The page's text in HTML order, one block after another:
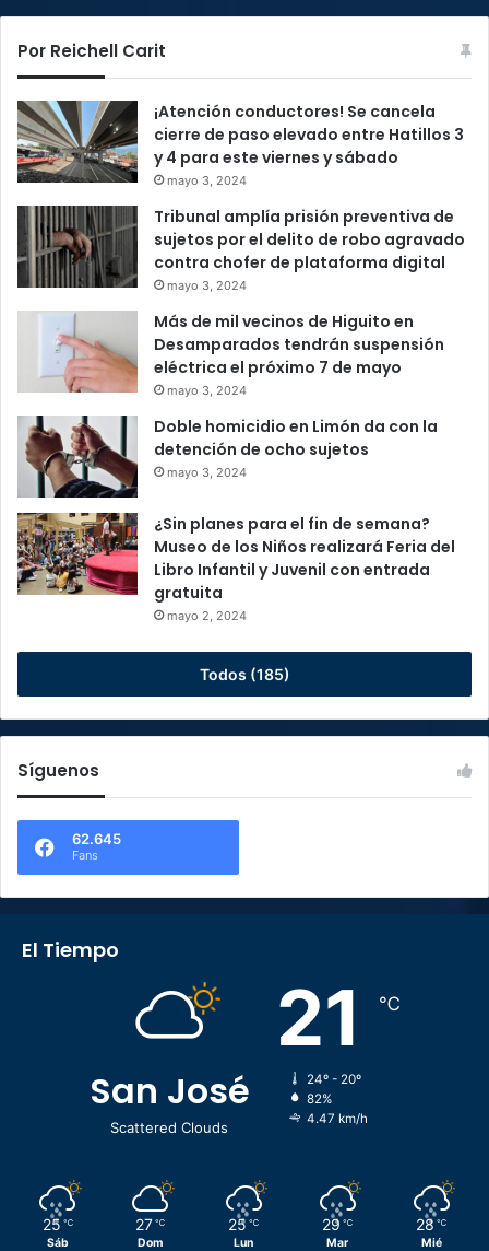
Por Reichell Carit
¡Atención conductores! Se cancela
cierre de paso elevado entre Hatillos 3
y 4 para este viernes y sábado
mayo 3, 2024
Tribunal amplía prisión preventiva de
sujetos por el delito de robo agravado
contra chofer de plataforma digital
mayo 3, 2024
Más de mil vecinos de Higuito en
Desamparados tendrán suspensión
eléctrica el próximo 7 de mayo
mayo 3, 2024
Doble homicidio en Limón da con la
detención de ocho sujetos
mayo 3, 2024
¿Sin planes para el fin de semana?
Museo de los Niños realizará Feria del
Libro Infantil y Juvenil con entrada
gratuita
mayo 2, 2024
Todos (185)
Síguenos
62.645
Fans
El Tiempo
San José
Scattered Clouds
21 ℃
24º - 20º
82%
4.47 km/h
25 ℃
Sáb
27 ℃
Dom
25 ℃
Lun
29 ℃
Mar
28 ℃
Mié